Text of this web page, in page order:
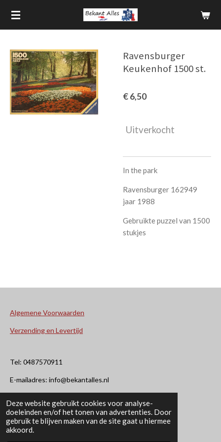
Deze website gebruikt cookies voor analyse-
doeleinden en/of het tonen van advertenties. Door
gebruik te blijven maken van de site gaat u hiermee
akkoord.
Ga
direct
hoofdinhoud
Ravensburger
Keukenhof 1500 st.
€ 6,50
Uitverkocht
In the park
Ravensburger 162949
jaar 1988
Gebruikte puzzel van 1500
stukjes
Algemene Voorwaarden
Verzending en Levertijd
Tel: 0487570911
E-mailadres: info@bekantalles.nl
Rooysestraat 4
6621AM Dreumel
© 2020 - 2026 Bekant Alles